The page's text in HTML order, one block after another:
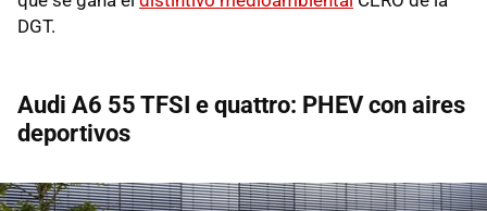
DGT.
Audi A6 55 TFSI e quattro: PHEV con aires
deportivos